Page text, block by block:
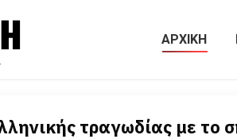
ΑΡΧΙΚΗ
τραγωδίας με το